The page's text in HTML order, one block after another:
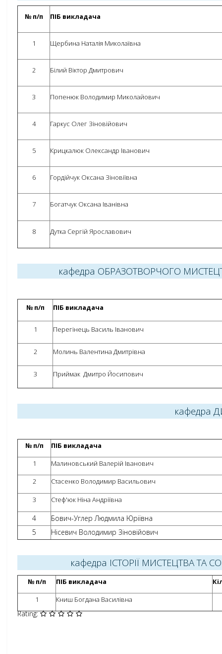
№ п/п ПІБ викладача
1 Щербина Наталія Миколаївна
2 Білий Віктор Дмитрович
3 Попенюк Володимир Миколайович
4 Гаркус Олег Зіновійович
5 Крицкалюк Олександр Іванович
6 Гордійчук Оксана Зіновіївна
7 Богатчук Оксана Іванівна
8 Дутка Сергій Ярославович
кафедра ОБРАЗОТВОРЧОГО
№ п/п ПІБ викладача
1 Перегінець Василь Іванович
2 Молинь Валентина Дмитрівна
3 Приймак Дмитро Йосипович
кафедра
№ п/п
ПІБ викладача
1
Малиновський Валерій Іванович
2
Стасенко Володимир Васильович
3 Стеф'юк Ніна Андріївна
4
Бович-Углер Людмила Юріївна
5
Нісевич Володимир Зіновійович
кафедра ІСТОРІЇ МИСТЕЦТВА ТА
№ п/п ПІБ викладача
1
Книш Богдана Василівна
Rating: